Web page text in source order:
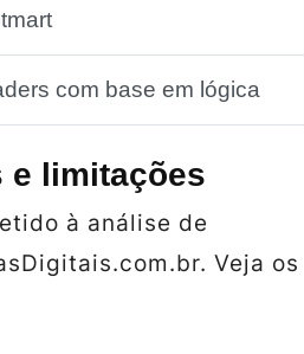
com base em lógica
e limitações
à análise de
Veja os